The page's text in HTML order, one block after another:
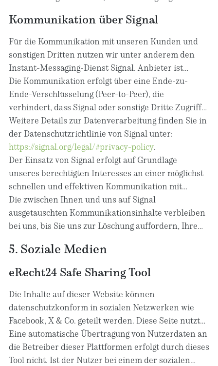
gerichteten Anfragen (Art. 6 Abs. 1 lit. f DSGVO) oder
auf Ihrer Einwilligung (Art. 6 Abs. 1 lit. a DSGVO)
sofern diese abgefragt wurde; die Einwilligung ist
jederzeit widerrufbar.
Datenspeicherung entfällt (z. B. nach
abgeschlossener Bearbeitung Ihres Anliegens).
Zwingende gesetzliche Bestimmungen –
insbesondere gesetzliche Aufbewahrungsfristen –
bleiben unberührt.
Kommunikation über Signal
Für die Kommunikation mit unseren Kunden und
sonstigen Dritten nutzen wir unter anderem den
Instant-Messaging-Dienst Signal. Anbieter ist
Privacy Signal Messenger, LLC 650 Castro Street,
Suite 120-223 Mountain View, CA 94041 (nachfolgend
„Signal“).
Die Kommunikation erfolgt über eine Ende-zu-
Ende-Verschlüsselung (Peer-to-Peer), die
verhindert, dass Signal oder sonstige Dritte Zugriff
auf die Kommunikationsinhalte erlangen können.
Signal erhält jedoch Zugriff auf technische Daten, die
im Zuge des Kommunikationsvorgangs entstehen
(z. B. Auth Tokens, Keys, Push Tokens).
Weitere Details zur Datenverarbeitung finden Sie in
der Datenschutzrichtlinie von Signal unter:
https://signal.org/legal/#privacy-policy.
Der Einsatz von Signal erfolgt auf Grundlage
unseres berechtigten Interesses an einer möglichst
schnellen und effektiven Kommunikation mit
Kunden, Interessenten und sonstigen Geschäfts-
und Vertragspartnern (Art. 6 Abs. 1 lit. f DSGVO).
Sofern eine entsprechende Einwilligung abgefragt
auf Grundlage der Einwilligung; diese ist jederzeit
mit Wirkung für die Zukunft widerrufbar.
Die zwischen Ihnen und uns auf Signal
ausgetauschten Kommunikationsinhalte verbleiben
bei uns, bis Sie uns zur Löschung auffordern, Ihre
Zweck für die Datenspeicherung entfällt (z. B. nach
abgeschlossener Bearbeitung Ihrer Anfrage).
Zwingende gesetzliche Bestimmungen –
insbesondere Aufbewahrungsfristen – bleiben
unberührt.
5. Soziale Medien
eRecht24 Safe Sharing Tool
Die Inhalte auf dieser Website können
datenschutzkonform in sozialen Netzwerken wie
Facebook, X & Co. geteilt werden. Diese Seite nutzt
dafür daseRecht24 Safe Sharing Tool. Dieses Tool
stellt den direkten Kontakt zwischen den
Netzwerken und Nutzern erst dann her, wenn der
Eine automatische Übertragung von Nutzerdaten an
die Betreiber dieser Plattformen erfolgt durch dieses
Tool nicht. Ist der Nutzer bei einem der sozialen